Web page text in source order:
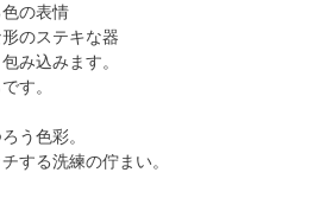
の表情
のステキな器
み込みます。
す。
う色彩。
する洗練の佇まい。